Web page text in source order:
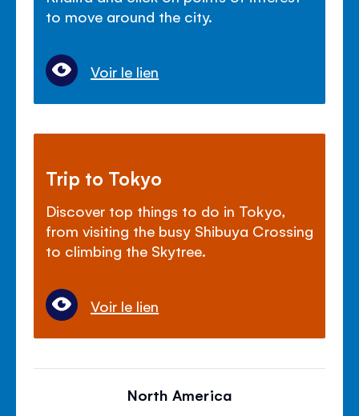
to move around the city.
Voir le lien
Trip to Tokyo
Discover top things to do in Tokyo,
from visiting the busy Shibuya Crossing
to climbing the Skytree.
Voir le lien
North America